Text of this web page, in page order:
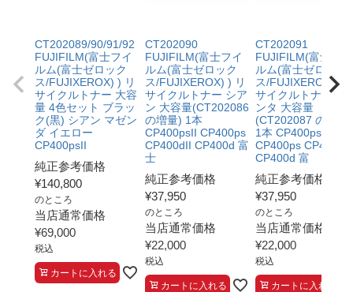
CT202089/90/91/92
FUJIFILM(富士フイ
ルム(富士ゼロック
ス/FUJIXEROX) ) リ
サイクルトナー 大容
量 4色セット ブラッ
ク(黒) シアン マゼン
ダ イエロー
CP400psII
純正参考価格
¥140,800
のところ
当店通常価格
¥69,000
税込
カートに入れる
CT202090
FUJIFILM(富士フイ
ルム(富士ゼロック
ス/FUJIXEROX) ) リ
サイクルトナー シア
ン 大容量(CT202086
の増量) 1本
CP400psII CP400ps
CP400dII CP400d 富
士
純正参考価格
¥37,950
のところ
当店通常価格
¥22,000
税込
カートに入れる
CT202091
FUJIFILM(富士フイ
ルム(富士ゼロック
ス/FUJIXEROX) )
サイクルトナー マ
ンタ 大容量
(CT202087 の増量)
1本 CP400psII
CP400ps CP400dII
CP400d 富
純正参考価格
¥37,950
のところ
当店通常価格
¥22,000
税込
カートに入れる